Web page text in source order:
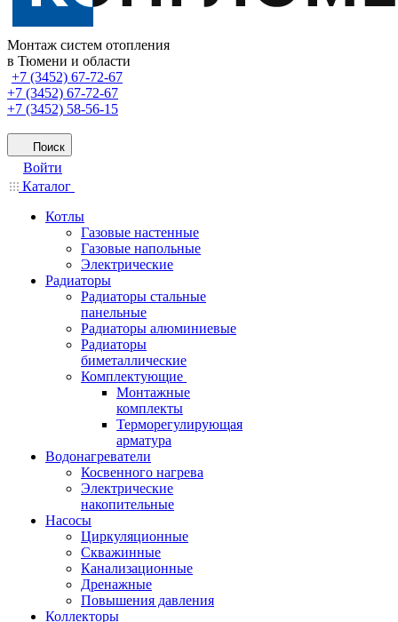
Монтаж систем отопления
в Тюмени и области
+7 (3452) 67-72-67
+7 (3452) 67-72-67
+7 (3452) 58-56-15
Поиск
Войти
Каталог
Котлы
Газовые настенные
Газовые напольные
Электрические
Радиаторы
Радиаторы стальные
панельные
Радиаторы алюминиевые
Радиаторы
биметаллические
Комплектующие
Монтажные
комплекты
Терморегулирующая
арматура
Водонагреватели
Косвенного нагрева
Электрические
накопительные
Насосы
Циркуляционные
Скважинные
Канализационные
Дренажные
Повышения давления
Коллекторы